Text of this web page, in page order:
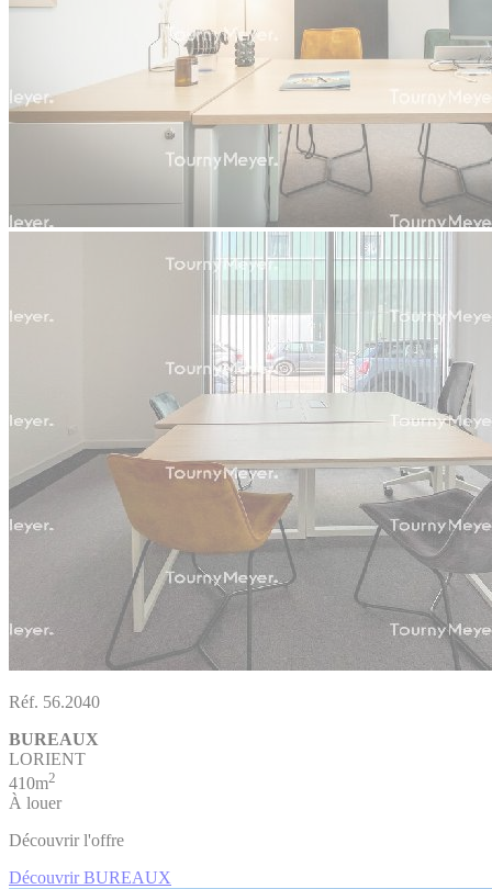
Réf. 56.2040
BUREAUX
LORIENT
410m2
À louer
Découvrir l'offre
Découvrir BUREAUX